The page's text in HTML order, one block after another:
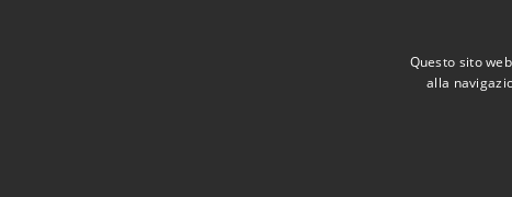
Casella Postale n. 1485 | U.P. Firenze, 7 Via G. Verdi -
Questo sito
alla